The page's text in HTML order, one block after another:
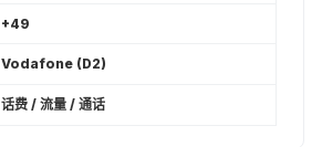
+49
Vodafone (D2)
话费 / 流量 / 通话